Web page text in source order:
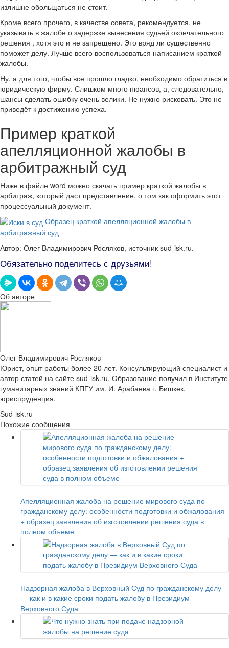
излишне обольщаться не стоит.
Кроме всего прочего, в качестве совета, рекомендуется, не
указывать в жалобе о задержке вынесения судьей окончательного
решения , хотя это и не запрещено. Это вряд ли существенно
поможет делу. Лучше всего воспользоваться написанием краткой
жалобы.
Ну, а для того, чтобы все прошло гладко, необходимо обратиться в
юридическую фирму. Слишком много нюансов, а, следовательно,
шансы сделать ошибку очень велики. Не нужно рисковать. Это не
приведёт к достижению успеха.
Пример краткой
апелляционной жалобы в
арбитражный суд
Ниже в файле word можно скачать пример краткой жалобы в
арбитраж, который даст представление, о том как оформить этот
процессуальный документ.
Образец краткой апелляционной жалобы в
арбитражный суд
Автор: Олег Владимирович Росляков, источник sud-isk.ru.
Обязательно поделитесь с друзьями!
Об авторе
Олег Владимирович Росляков
Юрист, опыт работы более 20 лет. Консультирующий специалист и
автор статей на сайте sud-isk.ru. Образование получил в Институте
гуманитарных знаний КПГУ им. И. Арабаева г. Бишкек,
юриспруденция.
Sud-isk.ru
Похожие сообщения
Апелляционная жалоба на решение мирового суда по
гражданскому делу: особенности подготовки и обжалования
+ образец заявления об изготовлении решения суда в
полном объеме
Надзорная жалоба в Верховный Суд по гражданскому делу
— как и в какие сроки подать жалобу в Президиум
Верховного Суда